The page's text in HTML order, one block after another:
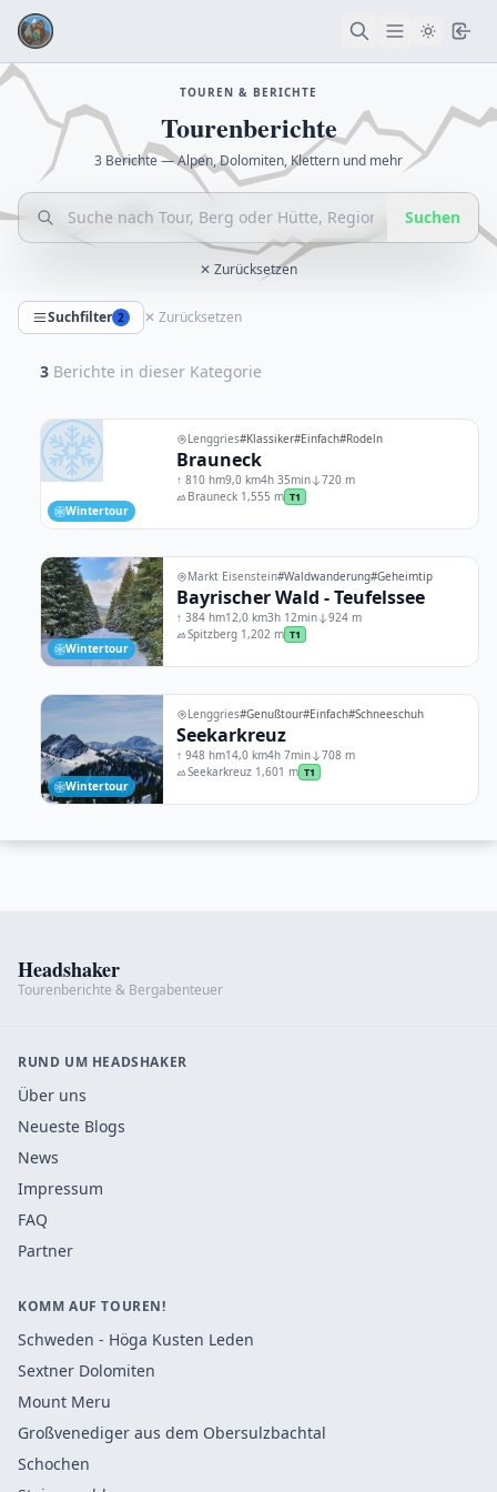
TOUREN & BERICHTE
Tourenberichte
3 Berichte — Alpen, Dolomiten, Klettern und mehr
Suchen
✕ Zurücksetzen
Suchfilter 2 ✕ Zurücksetzen
3 Berichte in dieser Kategorie
Wintertour
Lenggries#Klassiker#Einfach#Rodeln
Brauneck
↑ 810 hm9,0 km4h 35min
720 m
Brauneck 1,555 m T1
Wintertour
Markt Eisenstein#Waldwanderung#Geheimtip
Bayrischer Wald - Teufelssee
↑ 384 hm12,0 km3h 12min
924 m
Spitzberg 1,202 m T1
Wintertour
Lenggries#Genußtour#Einfach#Schneeschuh
Seekarkreuz
↑ 948 hm14,0 km4h 7min
708 m
Seekarkreuz 1,601 m T1
Headshaker
Tourenberichte & Bergabenteuer
RUND UM HEADSHAKER
Über uns
Neueste Blogs
News
Impressum
FAQ
Partner
KOMM AUF TOUREN!
Schweden - Höga Kusten Leden
Sextner Dolomiten
Mount Meru
Großvenediger aus dem Obersulzbachtal
Schochen